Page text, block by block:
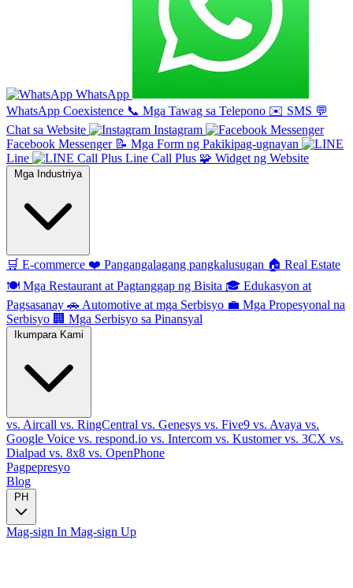
WhatsApp
WhatsApp Coexistence 📞 Mga Tawag sa Telepono ✉️ SMS 💬
Chat sa Website
Instagram
Facebook Messenger 📝 Mga Form ng Pakikipag-ugnayan
Line
Line Call Plus 🧩 Widget ng Website
Mga Industriya
🛒 E-commerce ❤️ Pangangalagang pangkalusugan 🏠 Real Estate
🍽️ Mga Restaurant at Pagtanggap ng Bisita 🎓 Edukasyon at
Pagsasanay 🚗 Automotive at mga Serbisyo 💼 Mga Propesyonal na
Serbisyo 🏢 Mga Serbisyo sa Pinansyal
Ikumpara Kami
vs. Aircall vs. RingCentral vs. Genesys vs. Five9 vs. Avaya vs.
Google Voice vs. respond.io vs. Intercom vs. Kustomervs. 3CX vs.
Dialpad vs. 8x8 vs. OpenPhone
Pagpepresyo
Blog
PH
Mag-sign In Mag-sign Up